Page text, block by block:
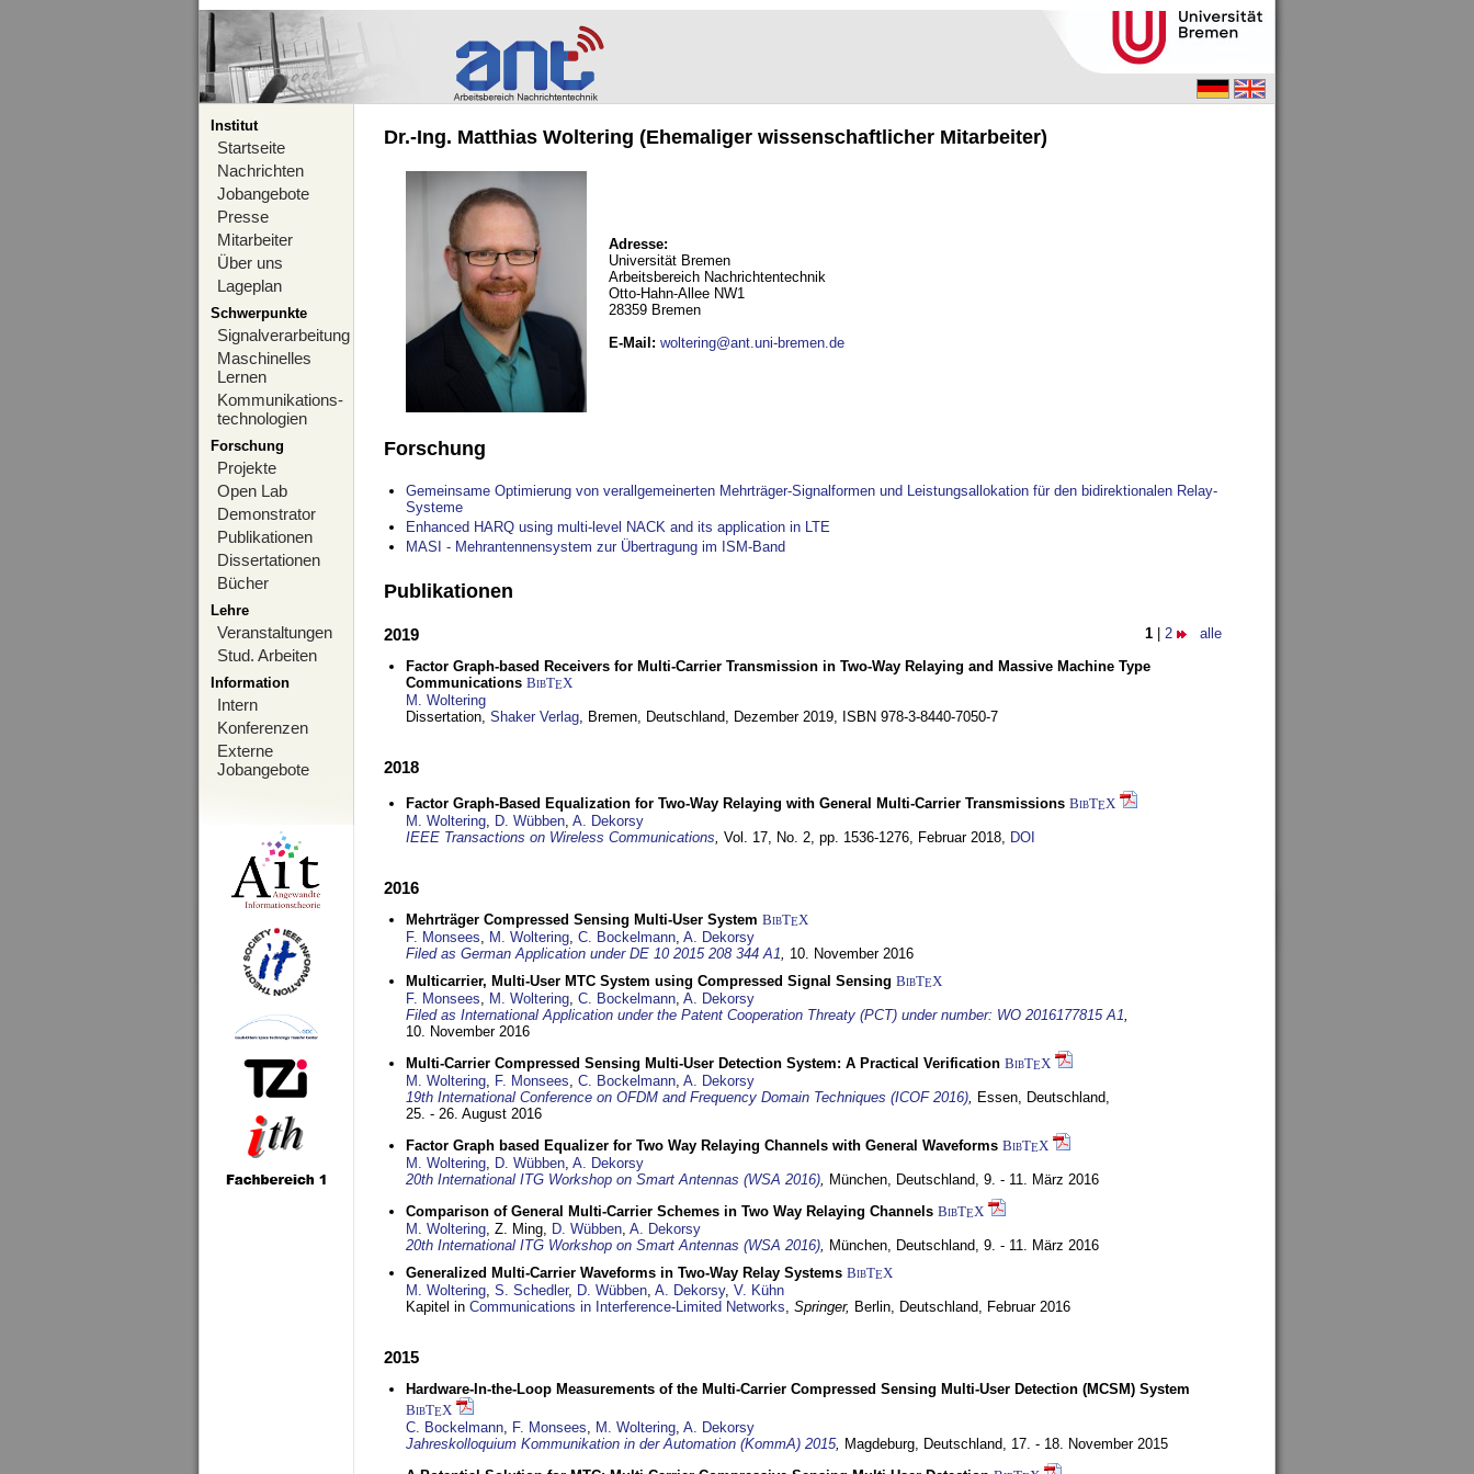
Institut
Startseite
Nachrichten
Jobangebote
Presse
Mitarbeiter
Über uns
Lageplan
Schwerpunkte
Signalverarbeitung
Maschinelles
Lernen
Kommunikations-
technologien
Forschung
Projekte
Open Lab
Demonstrator
Publikationen
Dissertationen
Bücher
Lehre
Veranstaltungen
Stud. Arbeiten
Information
Intern
Konferenzen
Externe
Jobangebote
Dr.-Ing. Matthias Woltering (Ehemaliger wissenschaftlicher Mitarbeiter)
Adresse:
Universität Bremen
Arbeitsbereich Nachrichtentechnik
Otto-Hahn-Allee NW1
28359 Bremen
E-Mail : woltering@ant.uni-bremen.de
Forschung
Gemeinsame Optimierung von verallgemeinerten Mehrträger-Signalformen und Leistungsallokation für den bidirektionalen Relay-
Systeme
Enhanced HARQ using multi-level NACK and its application in LTE
MASI - Mehrantennensystem zur Übertragung im ISM-Band
Publikationen
1 2 alle
2019
Factor Graph-based Receivers for Multi-Carrier Transmission in Two-Way Relaying and Massive Machine Type
Communications BibTEX
M. Woltering
Dissertation, Shaker Verlag, Bremen, Deutschland, Dezember 2019, ISBN 978-3-8440-7050-7
2018
Factor Graph-Based Equalization for Two-Way Relaying with General Multi-Carrier Transmissions BibTEX
M. Woltering, D. Wübben, A. Dekorsy
IEEE Transactions on Wireless Communications, Vol. 17, No. 2, pp. 1536-1276, Februar 2018, DOI
2016
Mehrträger Compressed Sensing Multi-User System BibTEX
F. Monsees, M. Woltering, C. Bockelmann, A. Dekorsy
Filed as German Application under DE 10 2015 208 344 A1, 10. November 2016
Multicarrier, Multi-User MTC System using Compressed Signal Sensing BibTEX
F. Monsees, M. Woltering, C. Bockelmann, A. Dekorsy
Filed as International Application under the Patent Cooperation Threaty (PCT) under number: WO 2016177815 A1,
10. November 2016
Multi-Carrier Compressed Sensing Multi-User Detection System: A Practical Verification BibTEX
M. Woltering, F. Monsees, C. Bockelmann, A. Dekorsy
19th International Conference on OFDM and Frequency Domain Techniques (ICOF 2016), Essen, Deutschland,
25. - 26. August 2016
Factor Graph based Equalizer for Two Way Relaying Channels with General Waveforms BibTEX
M. Woltering, D. Wübben, A. Dekorsy
20th International ITG Workshop on Smart Antennas (WSA 2016), München, Deutschland, 9. - 11. März 2016
Comparison of General Multi-Carrier Schemes in Two Way Relaying Channels BibTEX
M. Woltering, Z. Ming, D. Wübben, A. Dekorsy
20th International ITG Workshop on Smart Antennas (WSA 2016), München, Deutschland, 9. - 11. März 2016
Generalized Multi-Carrier Waveforms in Two-Way Relay Systems BibTEX
M. Woltering, S. Schedler, D. Wübben, A. Dekorsy, V. Kühn
Kapitel in Communications in Interference-Limited Networks, Springer, Berlin, Deutschland, Februar 2016
2015
Hardware-In-the-Loop Measurements of the Multi-Carrier Compressed Sensing Multi-User Detection (MCSM) System
BibTEX
C. Bockelmann, F. Monsees, M. Woltering, A. Dekorsy
Jahreskolloquium Kommunikation in der Automation (KommA) 2015, Magdeburg, Deutschland, 17. - 18. November 2015